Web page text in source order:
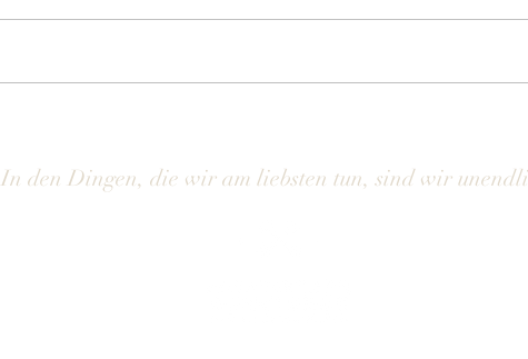
In den Dingen, die wir am liebsten tun, sind wir